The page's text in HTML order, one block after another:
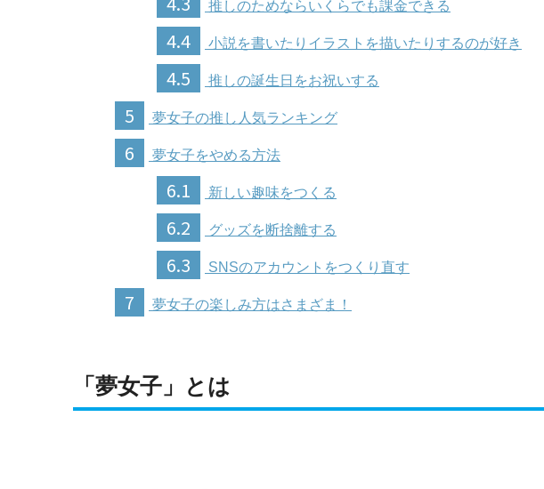
推しのためならいくらでも課金できる
4.4 小説を書いたりイラストを描いたりするのが好き
4.5 推しの誕生日をお祝いする
5 夢女子の推し人気ランキング
6 夢女子をやめる方法
6.1 新しい趣味をつくる
6.2 グッズを断捨離する
6.3 SNSのアカウントをつくり直す
7 夢女子の楽しみ方はさまざま！
「夢女子」とは